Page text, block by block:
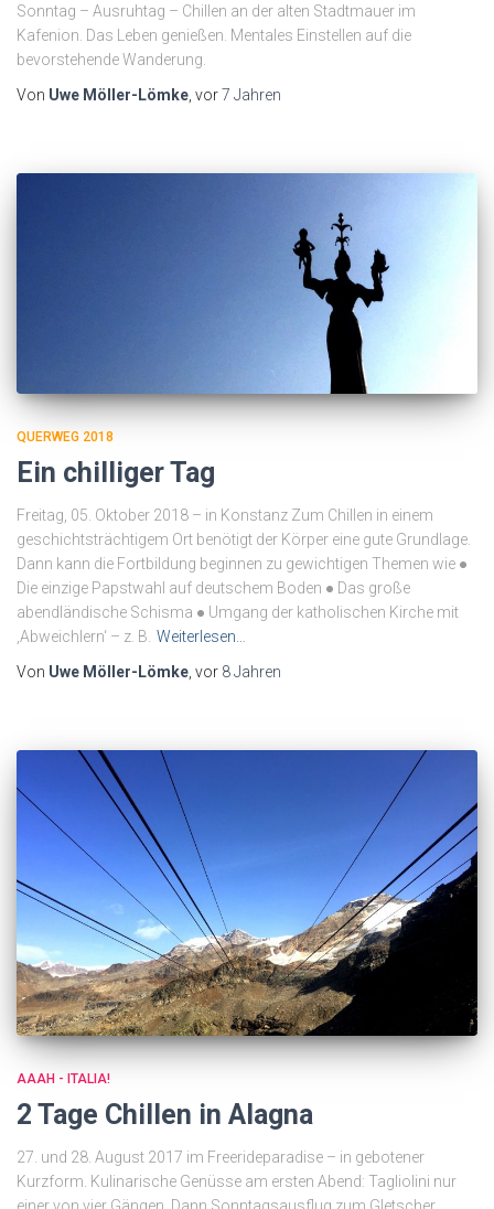
Sonntag – Ausruhtag – Chillen an der alten Stadtmauer im
Kafenion. Das Leben genießen. Mentales Einstellen auf die
bevorstehende Wanderung.
Von Uwe Möller-Lömke , vor7 Jahren
QUERWEG 2018
Ein chilliger Tag
Freitag, 05. Oktober 2018 – in Konstanz Zum Chillen in einem
geschichtsträchtigem Ort benötigt der Körper eine gute Grundlage.
Dann kann die Fortbildung beginnen zu gewichtigen Themen wie ●
Die einzige Papstwahl auf deutschem Boden ● Das große
abendländische Schisma ● Umgang der katholischen Kirche mit
‚Abweichlern‘ – z. B. Weiterlesen…
Von Uwe Möller-Lömke, vor 8 Jahren
AAAH - ITALIA!
2 Tage Chillen in Alagna
27. und 28. August 2017 im Freerideparadise – in gebotener
Kurzform. Kulinarische Genüsse am ersten Abend: Tagliolini nur